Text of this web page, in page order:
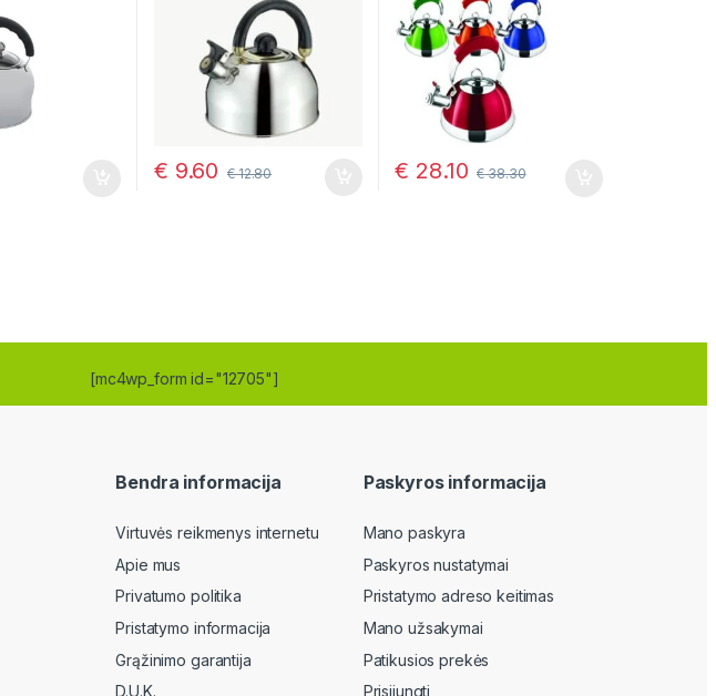
€ 9.60 €12.80 € 28.10 €38.30
[mc4wp_form id="12705"]
Bendra informacija
Virtuvės reikmenys internetu
Apie mus
Privatumo politika
Pristatymo informacija
Grąžinimo garantija
D.U.K.
Paskyros informacija
Mano paskyra
Paskyros nustatymai
Pristatymo adreso keitimas
Mano užsakymai
Patikusios prekės
Prisijungti